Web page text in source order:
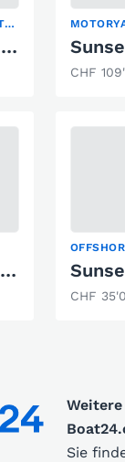
MOTORYACHT, SPORTBOOT
Sunseeker 31 Hawk
CHF
Sunseeker Portofino 40
CHF
Sie